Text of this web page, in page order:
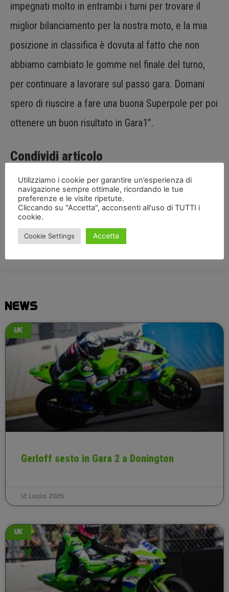
impegnati molto in entrambi i turni per trovare il
miglior bilanciamento per la nostra moto, e la mia
posizione in classifica è dovuta al fatto che non
abbiamo cambiato le gomme nel finale del turno,
per continuare a lavorare sul passo gara. Domani
spero di riuscire a fare una buona Superpole per poi
ottenere un buon risultato in Gara1”.
Condividi articolo
NEWS
UK
Gerloff sesto in Gara 2 a Donington
12 Luglio 2026
UK
Utilizziamo i cookie per garantire un’esperienza di
navigazione sempre ottimale, ricordando le tue
preferenze e le visite ripetute.
Cliccando su "Accetta", acconsenti all'uso di TUTTI i
cookie.
Cookie Settings Accetta